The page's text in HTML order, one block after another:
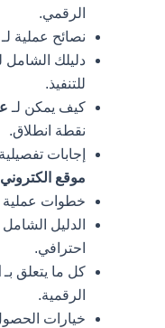
الرقمي.
نصائح عملية لـ
دليلك الشامل لـ
للتنفيذ.
كيف يمكن لـ
نقطة انطلاق.
إجابات
موقع الكتروني
خطوات عملية
الدليل الشامل
احترافي.
كل ما يتعلق بـ
الرقمية.
خيارات